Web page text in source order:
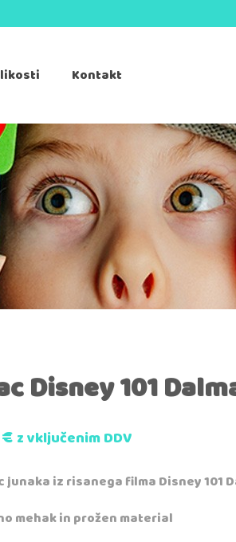
Kontakt
Disney 101
€z vključenim DDV
junaka iz risanega filma Disney 101
mehak in prožen material